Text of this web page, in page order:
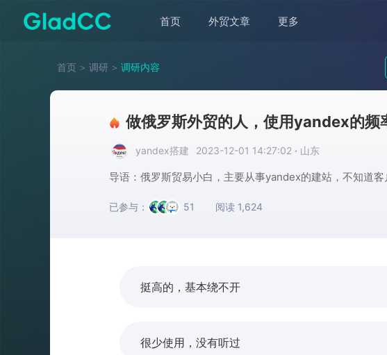
首页 外贸文章 更多
首页 ＞ 调研 ＞ 调研内容
做俄罗斯外贸的人，使用yandex的频
yandex搭建 2023-12-01 14:27:02 · 山东
导语：俄罗斯贸易小白，主要从事yandex的建站，不知道
已参与： 51 阅读 1,624
挺高的，基本绕不开
很少使用，没有听过